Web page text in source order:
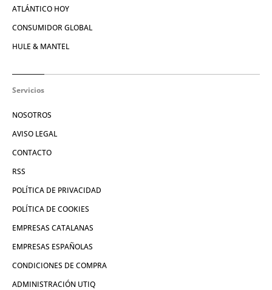
ATLÁNTICO HOY
CONSUMIDOR GLOBAL
HULE & MANTEL
Servicios
NOSOTROS
AVISO LEGAL
CONTACTO
RSS
POLÍTICA DE PRIVACIDAD
POLÍTICA DE COOKIES
EMPRESAS CATALANAS
EMPRESAS ESPAÑOLAS
CONDICIONES DE COMPRA
ADMINISTRACIÓN UTIQ